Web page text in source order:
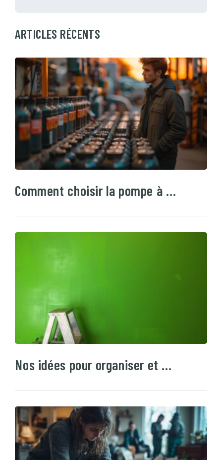
ARTICLES RÉCENTS
Comment choisir la pompe à …
Nos idées pour organiser et …